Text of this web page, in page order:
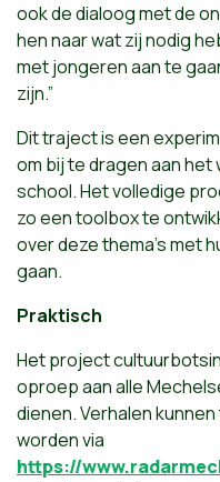
ook de dialoog met de
hen naar wat zij nodig
met jongeren aan te
zijn.”
Dit traject is een
om bij te dragen aan
school. Het volledige
zo een toolbox te
over deze thema’s met
gaan.
Praktisch
Het project
oproep aan alle
dienen. Verhalen
worden via
https://